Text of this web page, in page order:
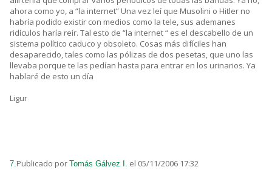
ahora como yo, a “la internet” Una vez leí que Musolini o Hitler no
habría podido existir con medios como la tele, sus ademanes
ridículos haría reír. Tal esto de “la internet “ es el descabello de un
sistema político caduco y obsoleto. Cosas más difíciles han
desaparecido, tales como las pólizas de dos pesetas, que uno las
llevaba porque te las pedían hasta para entrar en los urinarios. Ya
hablaré de esto un día
Ligur
7.Publicado por Tomás Gálvez I. el 05/11/2006 17:32